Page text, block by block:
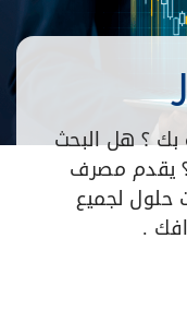
بك ؟ هل البحث
؟ يقدم مصرف
حلول لجميع
.